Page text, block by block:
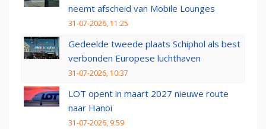
neemt afscheid van Mobile Lounges
31-07-2026, 11:25
Gedeelde tweede plaats Schiphol als best
verbonden Europese luchthaven
31-07-2026, 10:37
LOT opent in maart 2027 nieuwe route
naar Hanoi
31-07-2026, 9:59